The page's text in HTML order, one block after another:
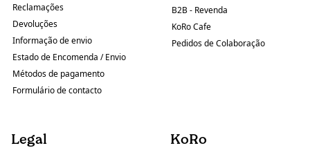
Reclamações
Devoluções
Informação de envio
Estado de Encomenda / Envio
Métodos de pagamento
Formulário de contacto
B2B - Revenda
KoRo Cafe
Pedidos de Colaboração
Legal KoRo